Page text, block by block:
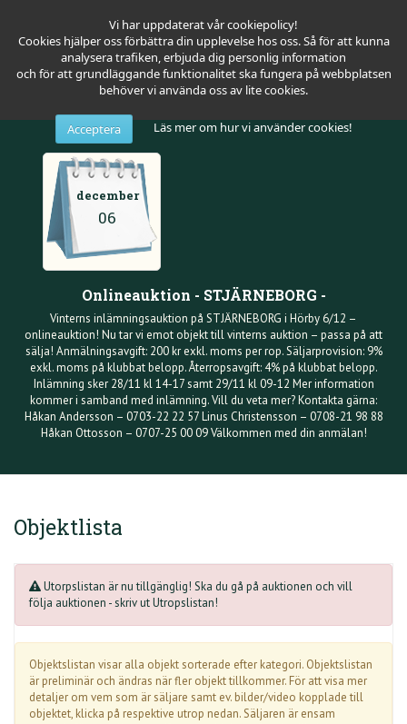
Vi har uppdaterat vår cookiepolicy!
Cookies hjälper oss förbättra din upplevelse hos oss. Så för att kunna
analysera trafiken, erbjuda dig personlig information
och för att grundläggande funktionalitet ska fungera på webbplatsen
behöver vi använda oss av lite cookies.
Acceptera Läs mer om hur vi använder cookies!
december
06
Onlineauktion - STJÄRNEBORG -
Vinterns inlämningsauktion på STJÄRNEBORG i Hörby 6/12 –
onlineauktion! Nu tar vi emot objekt till vinterns auktion – passa på att
sälja! Anmälningsavgift: 200 kr exkl. moms per rop. Säljarprovision: 9%
exkl. moms på klubbat belopp. Återropsavgift: 4% på klubbat belopp.
Inlämning sker 28/11 kl 14-17 samt 29/11 kl 09-12 Mer information
kommer i samband med inlämning. Vill du veta mer? Kontakta gärna:
Håkan Andersson – 0703-22 22 57 Linus Christensson – 0708-21 98 88
Håkan Ottosson – 0707-25 00 09 Välkommen med din anmälan!
Objektlista
Utorpslistan är nu tillgänglig! Ska du gå på auktionen och vill
följa auktionen - skriv ut Utropslistan!
Objektslistan visar alla objekt sorterade efter kategori. Objektslistan
är preliminär och ändras när fler objekt tillkommer. För att visa mer
detaljer om vem som är säljare samt ev. bilder/video kopplade till
objektet, klicka på respektive utrop nedan. Säljaren är ensam